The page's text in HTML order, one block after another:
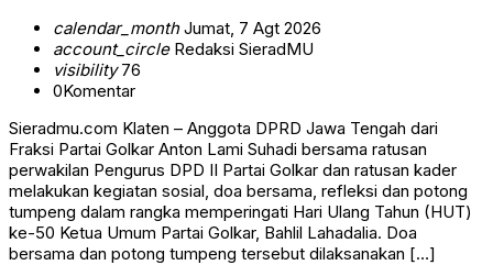
calendar_monthJumat, 7 Agt 2026
account_circleRedaksi SieradMU
visibility76
0Komentar
Sieradmu.com Klaten – Anggota DPRD Jawa Tengah dari
Fraksi Partai Golkar Anton Lami Suhadi bersama ratusan
perwakilan Pengurus DPD II Partai Golkar dan ratusan kader
melakukan kegiatan sosial, doa bersama, refleksi dan potong
tumpeng dalam rangka memperingati Hari Ulang Tahun (HUT)
ke-50 Ketua Umum Partai Golkar, Bahlil Lahadalia. Doa
bersama dan potong tumpeng tersebut dilaksanakan […]